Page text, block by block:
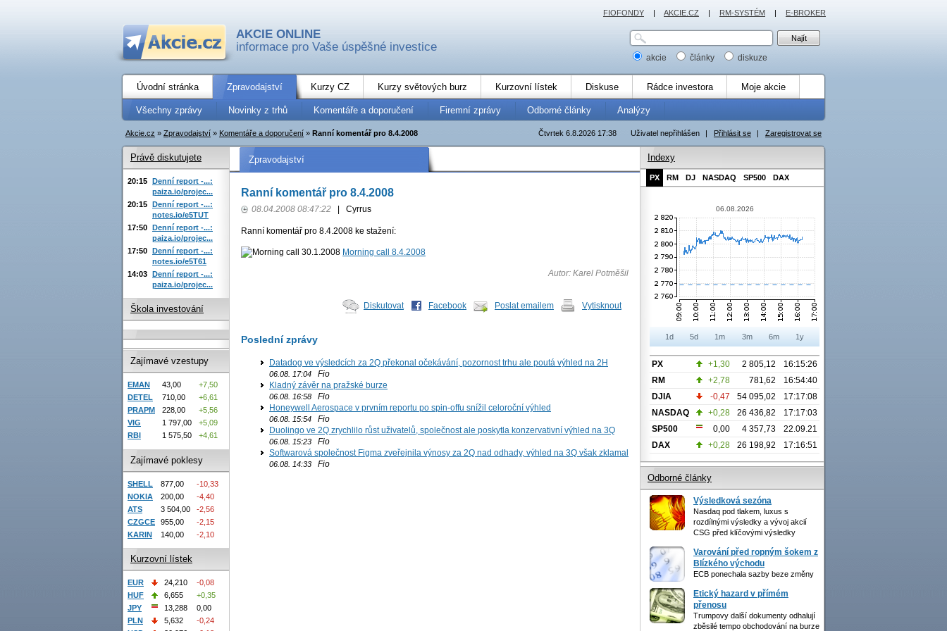
AKCIE ONLINE
informace pro Vaše úspěšné investice
akcie články diskuze
Úvodní stránka Zpravodajství Kurzy CZ Kurzy světových burz Kurzovní lístek Diskuse Rádce investora Moje akcie
Všechny zprávy Novinky z trhů Komentáře a doporučení Firemní zprávy Odborné články Analýzy
Uživatel nepřihlášen | Přihlásit se | Zaregistrovat se
Čtvrtek 6.8.2026 17:38
Akcie.cz » Zpravodajství » Komentáře a doporučení » Ranní komentář pro 8.4.2008
Zpravodajství
Ranní komentář pro 8.4.2008
08.04.2008 08:47:22 Cyrrus
Ranní komentář pro 8.4.2008 ke stažení:
Morning call 8.4.2008
Autor: Karel Potměšil
Diskutovat Facebook Poslat emailem Vytisknout
Poslední zprávy
Datadog ve výsledcích za 2Q překonal očekávání, pozornost trhu ale poutá výhled na 2H
06.08. 17:04 Fio
Kladný závěr na pražské burze
06.08. 16:58 Fio
Honeywell Aerospace v prvním reportu po spin-offu snížil celoroční výhled
06.08. 15:54 Fio
Duolingo ve 2Q zrychlilo růst uživatelů, společnost ale poskytla konzervativní výhled na 3Q
06.08. 15:23 Fio
Softwarová společnost Figma zveřejnila výnosy za 2Q nad odhady, výhled na 3Q však zklamal
06.08. 14:33 Fio
Právě diskutujete
20:15 Denní report -...:
paiza.io/projec...
20:15 Denní report -...:
notes.io/e5TUT
17:50 Denní report -...:
paiza.io/projec...
17:50 Denní report -...:
notes.io/e5T61
14:03 Denní report -...:
paiza.io/projec...
Škola investování
Zajímavé vzestupy
EMAN 43,00
+7,50
DETEL
710,00
+6,61
PRAPM
228,00
+5,56
VIG
1 797,00
+5,09
RBI
1 575,50 +4,61
Zajímavé poklesy
SHELL 877,00
-10,33
NOKIA
200,00
-4,40
ATS
3 504,00
-2,56
CZGCE
955,00
-2,15
KARIN
140,00 -2,10
Kurzovní lístek
EUR 24,210
-0,08
HUF
6,655
+0,35
JPY
13,288
0,00
PLN
5,632
-0,24
Indexy
PX RM DJ NASDAQ SP500 DAX
06.08.2026
1d 5d 1m 3m 6m 1y
PX +1,30 2 805,12
16:15:26
RM
+2,78 781,62
16:54:40
DJIA
-0,47 54 095,02
17:17:08
NASDAQ
+0,28 26 436,82
17:17:03
SP500
0,00 4 357,73
22.09.21
DAX
+0,28 26 198,92 17:16:51
Odborné články
Výsledková sezóna
Nasdaq pod tlakem, luxus s
rozdílnými výsledky a vývoj akcií
CSG před klíčovými výsledky
Varování před ropným šokem z
Blízkého východu
ECB ponechala sazby beze změny
Etický hazard v přímém
přenosu
Trumpovy další dokumenty odhalují
zběsilé tempo obchodování na burze
FIOFONDY | AKCIE.CZ | RM-SYSTÉM | E-BROKER